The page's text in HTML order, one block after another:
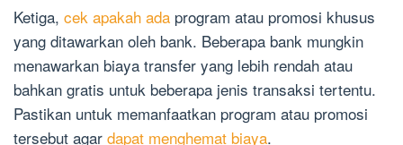
Ketiga, cek apakah ada program atau promosi khusus
yang ditawarkan oleh bank. Beberapa bank mungkin
menawarkan biaya transfer yang lebih rendah atau
bahkan gratis untuk beberapa jenis transaksi tertentu.
Pastikan untuk memanfaatkan program atau promosi
tersebut agar dapat menghemat biaya.